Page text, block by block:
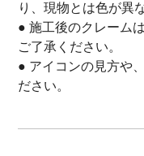
り、現物とは色が異
● 施工後のクレーム
ご了承ください。
● アイコンの見方や
ださい。